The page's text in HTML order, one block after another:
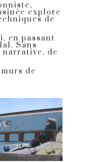
explore
de
en passant
Sans
de
de